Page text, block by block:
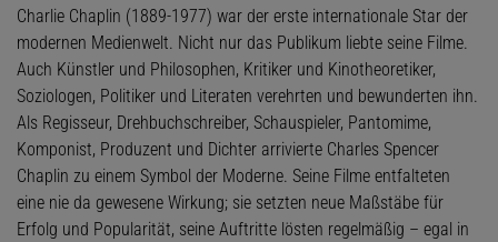
Charlie Chaplin (1889-1977) war der erste internationale Star der
modernen Medienwelt. Nicht nur das Publikum liebte seine Filme.
Auch Künstler und Philosophen, Kritiker und Kinotheoretiker,
Soziologen, Politiker und Literaten verehrten und bewunderten ihn.
Als Regisseur, Drehbuchschreiber, Schauspieler, Pantomime,
Komponist, Produzent und Dichter arrivierte Charles Spencer
Chaplin zu einem Symbol der Moderne. Seine Filme entfalteten
eine nie da gewesene Wirkung; sie setzten neue Maßstäbe für
Erfolg und Popularität, seine Auftritte lösten regelmäßig – egal in